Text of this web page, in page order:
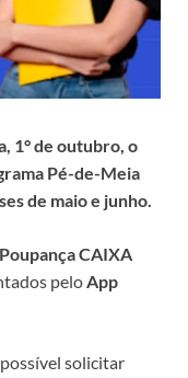
1° de outubro, o
Pé-de-Meia
de maio e junho.
Poupança CAIXA
peloApp
solicitar